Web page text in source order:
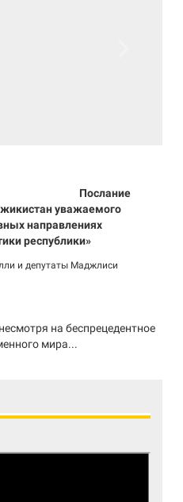
Послание
уважаемого
направлениях
республики»
и депутаты Маджлиси
на беспрецедентное
мира...